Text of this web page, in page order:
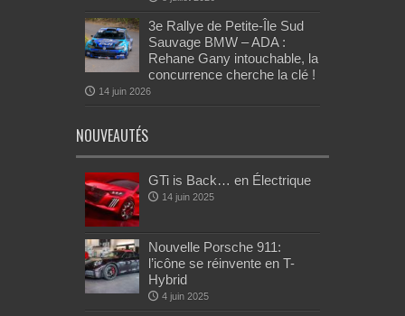
3e Rallye de Petite-Île Sud
Sauvage BMW – ADA :
Rehane Gany intouchable, la
concurrence cherche la clé !
14 juin 2026
NOUVEAUTÉS
GTi is Back… en Électrique
14 juin 2025
Nouvelle Porsche 911:
l’icône se réinvente en T-
Hybrid
4 juin 2025